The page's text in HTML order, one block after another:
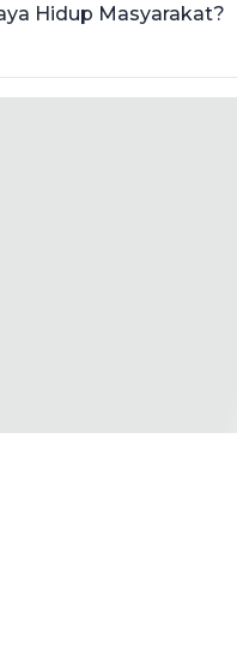
Hidup Masyarakat?